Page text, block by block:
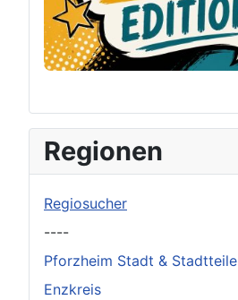
Original herunterladen
Regionen
Regiosucher
----
Pforzheim Stadt & Stadtteile
Enzkreis